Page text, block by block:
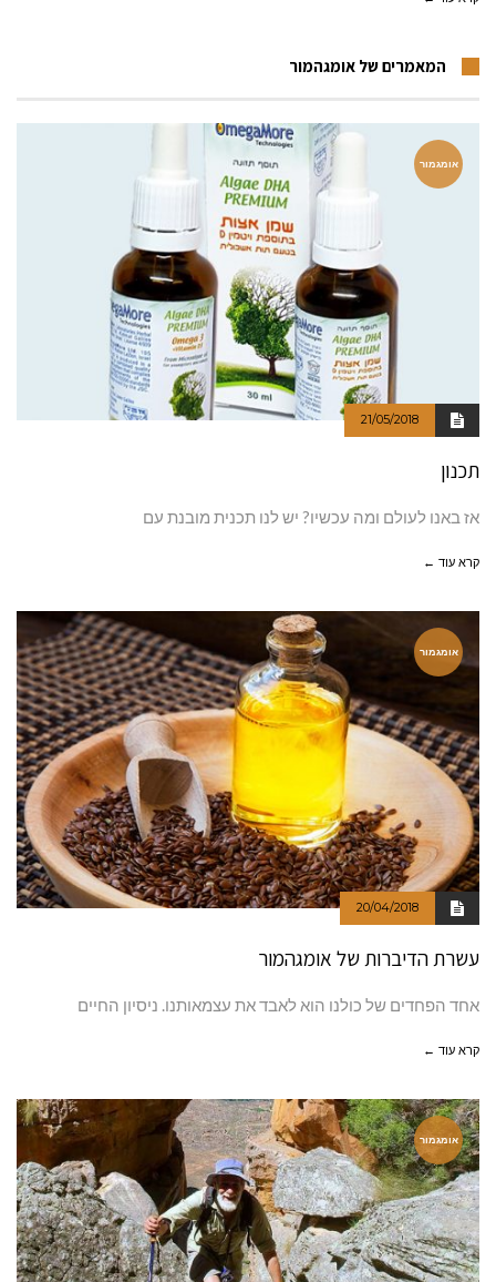
המאמרים של אומגהמור
אומגמור
21/05/2018
תכנון
אז באנו לעולם ומה עכשיו? יש לנו תכנית מובנת עם
קרא עוד ←
אומגמור
20/04/2018
עשרת הדיברות של אומגהמור
אחד הפחדים של כולנו הוא לאבד את עצמאותנו. ניסיון החיים
קרא עוד ←
אומגמור